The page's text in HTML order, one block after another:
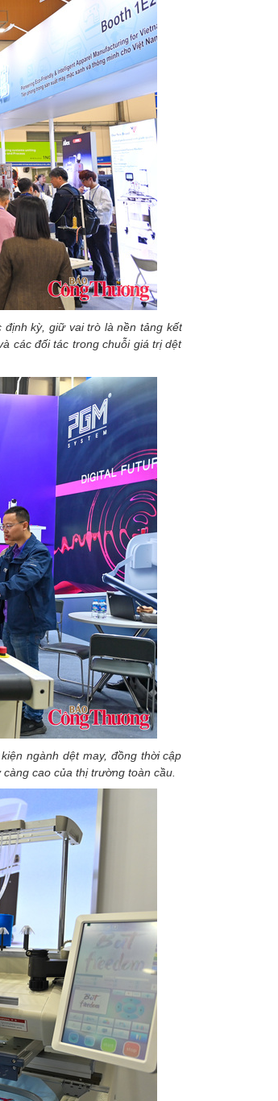
định kỳ, giữ vai trò là nền tảng kết
các đối tác trong chuỗi giá trị dệt
ngành dệt may, đồng thời cập
cao của thị trường toàn cầu.